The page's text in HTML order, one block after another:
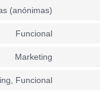
(anónimas)
Funcional
Marketing
Funcional